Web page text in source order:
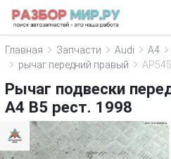
Главная Запчасти Audi A4
рычаг передний правый
Рычаг подвески
A4 B5 рест. 1998